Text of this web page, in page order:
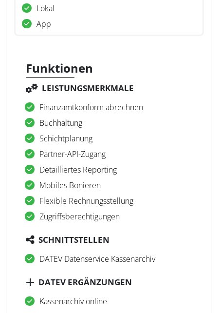
Lokal
App
Funktionen
LEISTUNGSMERKMALE
Finanzamtkonform abrechnen
Buchhaltung
Schichtplanung
Partner-API-Zugang
Detailliertes Reporting
Mobiles Bonieren
Flexible Rechnungsstellung
Zugriffsberechtigungen
SCHNITTSTELLEN
DATEV Datenservice Kassenarchiv
DATEV ERGÄNZUNGEN
Kassenarchiv online